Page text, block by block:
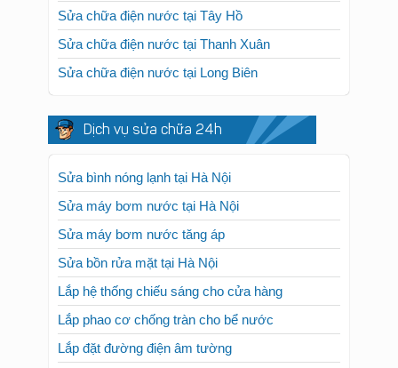
Sửa chữa điện nước tại Tây Hồ
Sửa chữa điện nước tại Thanh Xuân
Sửa chữa điện nước tại Long Biên
Dịch vụ sửa chữa 24h
Sửa bình nóng lạnh tại Hà Nội
Sửa máy bơm nước tại Hà Nội
Sửa máy bơm nước tăng áp
Sửa bồn rửa mặt tại Hà Nội
Lắp hệ thống chiếu sáng cho cửa hàng
Lắp phao cơ chống tràn cho bể nước
Lắp đặt đường điện âm tường